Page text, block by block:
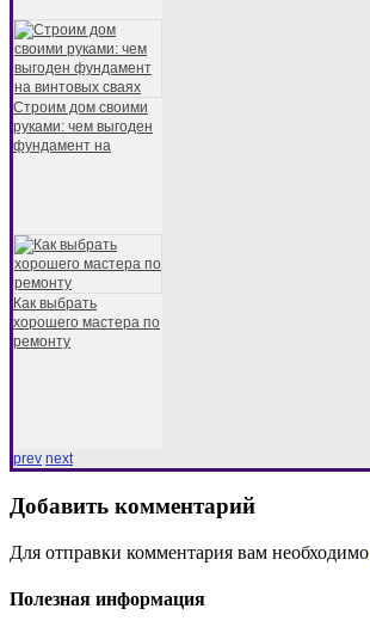
Строим дом своими
руками: чем выгоден
фундамент на
Как выбрать
хорошего мастера по
ремонту
prev next
Добавить комментарий
Для отправки комментария вам необходимо
Полезная информация